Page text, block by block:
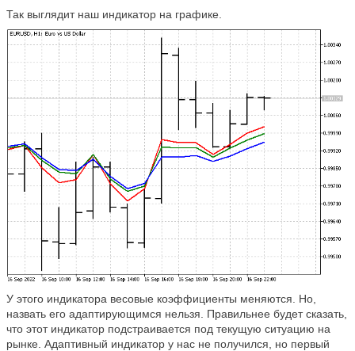
Так выглядит наш индикатор на графике.
У этого индикатора весовые коэффициенты меняются. Но,
назвать его адаптирующимся нельзя. Правильнее будет сказать,
что этот индикатор подстраивается под текущую ситуацию на
рынке. Адаптивный индикатор у нас не получился, но первый